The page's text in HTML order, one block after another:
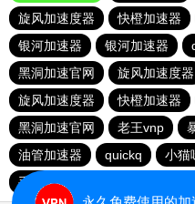
旋风加速度器
快橙加速器
银河加速器
银河加速器
黑洞加速官网
旋风加速度器
旋风加速度器
快橙加速器
黑洞加速官网
老王vnp
油管加速器
quickq
小猫
手机外国加速器官网